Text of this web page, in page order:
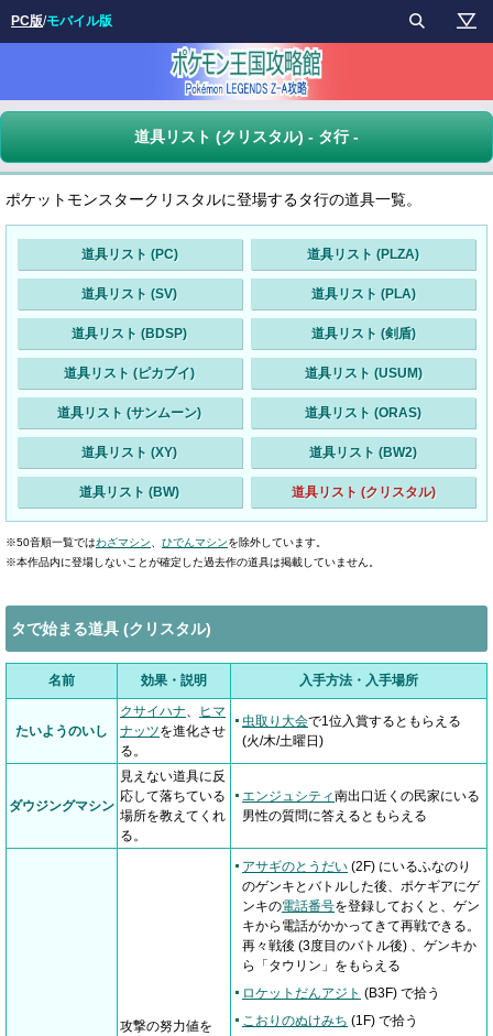
道具リスト (クリスタル) - タ行 -
ポケットモンスタークリスタルに登場するタ行の道具一覧。
道具リスト (PC) 道具リスト (PLZA)
道具リスト (SV) 道具リスト (PLA)
道具リスト (BDSP) 道具リスト (剣盾)
道具リスト (ピカブイ) 道具リスト (USUM)
道具リスト (サンムーン) 道具リスト (ORAS)
道具リスト (XY) 道具リスト (BW2)
道具リスト (BW) 道具リスト (クリスタル)
※50音順一覧ではわざマシン ひでんマシンを除外しています。
※本作品内に登場しないことが確定した過去作の道具は掲載していません。
タで始まる道具 (クリスタル)
名前 効果・説明 入手方法・入手場所
たいようのいし
クサイハナ、
ヒマ
ナッツを進化させ
る。
虫取り大会で1位入賞するともらえる
(火/木/土曜日)
ダウジングマシン
見えない道具に反
応して落ちている
場所を教えてくれ
る。
エンジュシティ南出口近くの民家にいる
男性の質問に答えるともらえる
攻撃の努力値を
アサギのとうだい (2F) にいるふなのり
のゲンキとバトルした後、ポケギアにゲ
ンキの電話番号を登録しておくと、ゲン
キから電話がかかってきて再戦できる。
再々戦後 (3度目のバトル後) 、ゲンキか
ら「タウリン」をもらえる
ロケットだんアジト (B3F) で拾う
こおりのぬけみち (1F) で拾う
PC版/モバイル版